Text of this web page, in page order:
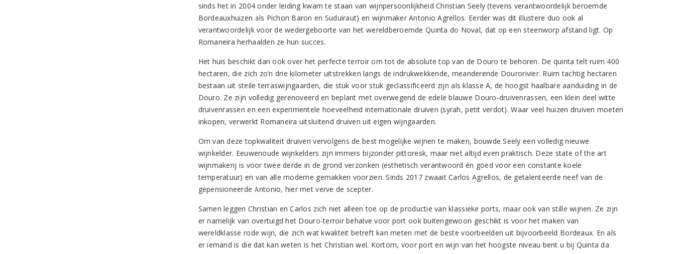
sinds het in 2004 onder leiding kwam te staan van wijnpersoonlijkheid Christian Seely (tevens verantwoordelijk beroemde
Bordeauxhuizen als Pichon Baron en Suduiraut) en wijnmaker Antonio Agrellos. Eerder was dit illustere duo ook al
verantwoordelijk voor de wedergeboorte van het wereldberoemde Quinta do Noval, dat op een steenworp afstand ligt. Op
Romaneira herhaalden ze hun succes.
Het huis beschikt dan ook over het perfecte terroir om tot de absolute top van de Douro te behoren. De quinta telt ruim 400
hectaren, die zich zo’n drie kilometer uitstrekken langs de indrukwekkende, meanderende Dourorivier. Ruim tachtig hectaren
bestaan uit steile terraswijngaarden, die stuk voor stuk geclassificeerd zijn als klasse A, de hoogst haalbare aanduiding in de
Douro. Ze zijn volledig gerenoveerd en beplant met overwegend de edele blauwe Douro-druivenrassen, een klein deel witte
druivenrassen en een experimentele hoeveelheid internationale druiven (syrah, petit verdot). Waar veel huizen druiven moeten
inkopen, verwerkt Romaneira uitsluitend druiven uit eigen wijngaarden.
Om van deze topkwaliteit druiven vervolgens de best mogelijke wijnen te maken, bouwde Seely een volledig nieuwe
wijnkelder. Eeuwenoude wijnkelders zijn immers bijzonder pittoresk, maar niet altijd even praktisch. Deze state of the art
wijnmakerij is voor twee derde in de grond verzonken (esthetisch verantwoord én goed voor een constante koele
temperatuur) en van alle moderne gemakken voorzien. Sinds 2017 zwaait Carlos Agrellos, de getalenteerde neef van de
gepensioneerde Antonio, hier met verve de scepter.
Samen leggen Christian en Carlos zich niet alleen toe op de productie van klassieke ports, maar ook van stille wijnen. Ze zijn
er namelijk van overtuigd het Douro-terroir behalve voor port ook buitengewoon geschikt is voor het maken van
wereldklasse rode wijn, die zich wat kwaliteit betreft kan meten met de beste voorbeelden uit bijvoorbeeld Bordeaux. En als
er iemand is die dat kan weten is het Christian wel. Kortom, voor port en wijn van het hoogste niveau bent u bij Quinta da